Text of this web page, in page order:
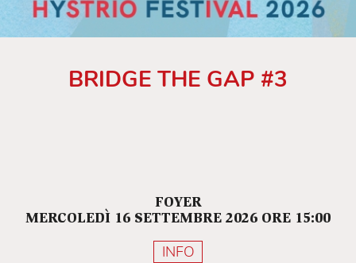
BRIDGE THE GAP #3
FOYER
MERCOLEDÌ 16 SETTEMBRE 2026 ORE 15:00
INFO